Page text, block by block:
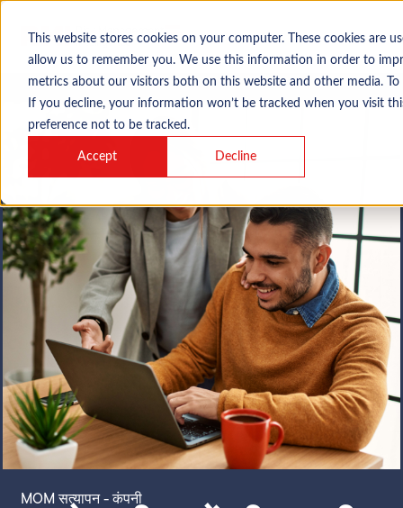
This website stores cookies on your computer. These cookies
allow us to remember you. We use this information in order to
metrics about our visitors both on this website and other media.
If you decline, your information won’t be tracked when you visit
preference not to be tracked.
Accept Decline
MOM सत्यापन - कंपनी
This page is also available in: